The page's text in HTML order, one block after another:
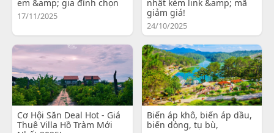
em &amp; gia đình chọn
17/11/2025
nhật kèm link &amp; mã
giảm giá!
24/10/2025
Cơ Hội Săn Deal Hot - Giá
Thuê Villa Hồ Tràm Mới
Biến áp khô, biến áp dầu,
biến dòng, tụ bù,